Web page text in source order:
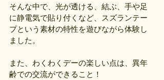
そんな中で、光が透ける、結ぶ、手や足
に静電気で貼り付くなど、スズランテー
プという素材の特性を遊びながら体験し
ました。
また、わくわくデーの楽しい点は、異年
齢での交流ができること！